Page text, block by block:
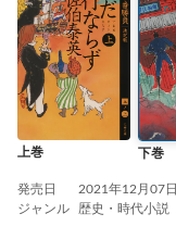
上巻 下巻
発売日
2021年12月07日
ジャンル
歴史・時代小説